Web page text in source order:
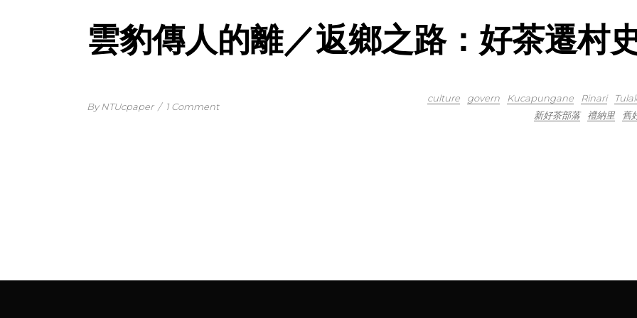
雲豹傳人的離／返鄉之路：好茶遷村
By NTUcpaper / 1 Comment
culture govern Kucapungane Rinari
新好茶部落
禮納里 舊